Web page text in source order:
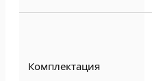
Комплектация